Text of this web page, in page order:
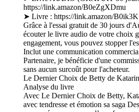
https://link.amazon/B0eZgXDmu
➤ Livre : https://link.amazon/
Grâce à l'essai gratuit de 30 jours
écouter le livre audio de votre choix
engagement, vous pouvez stopper
Inclut une communication
Partenaire, je bénéficie d'une
sans aucun surcoût pour l'acheteur.
Le Dernier Choix de Betty de
Analyse du livre
Avec Le Dernier Choix de Betty,
avec tendresse et émotion sa saga